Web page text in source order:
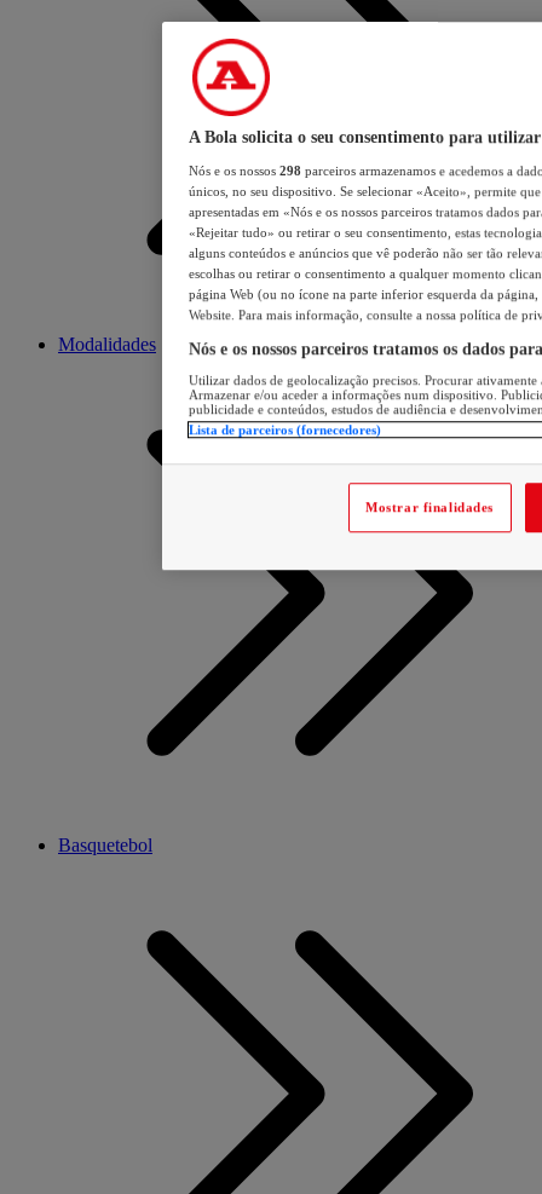
Modalidades
Basquetebol
A Bola solicita o seu consentimento para utilizar
Nós e os nossos 298 parceiros armazenamos e acedemos a
únicos, no seu dispositivo. Se selecionar «Aceito», permite
apresentadas em «Nós e os nossos parceiros tratamos dados
«Rejeitar tudo» ou retirar o seu consentimento, estas
alguns conteúdos e anúncios que vê poderão não ser tão
escolhas ou retirar o consentimento a qualquer momento
página Web (ou no ícone na parte inferior esquerda da página,
Website. Para mais informação, consulte a nossa política de
Nós e os nossos parceiros tratamos os dados
Utilizar dados de geolocalização precisos. Procurar
Armazenar e/ou aceder a informações num dispositivo.
publicidade e conteúdos, estudos de audiência e
Lista de parceiros (fornecedores)
Mostrar finalidades